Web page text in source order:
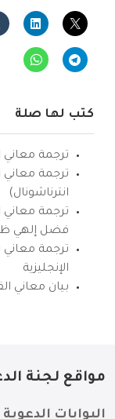
كتب لها صلة
ترجمة معاني
ترجمة معاني
انترناشونال)
ترجمة معاني
فضل إلهي
ترجمة معاني
الإنجليزية
بيان معاني
مواقع لجنة
البوابات الدعوية